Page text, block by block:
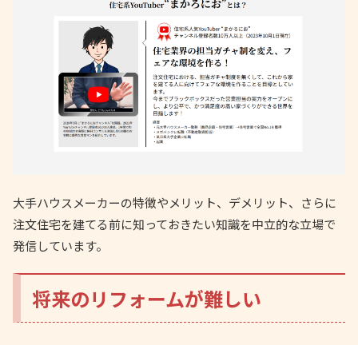
大手ハウスメーカーの特徴やメリット、デメリット、さらに
注文住宅を建てる前に知っておきたい知識を中立的な立場で
発信しています。
将来のリフォームが難しい